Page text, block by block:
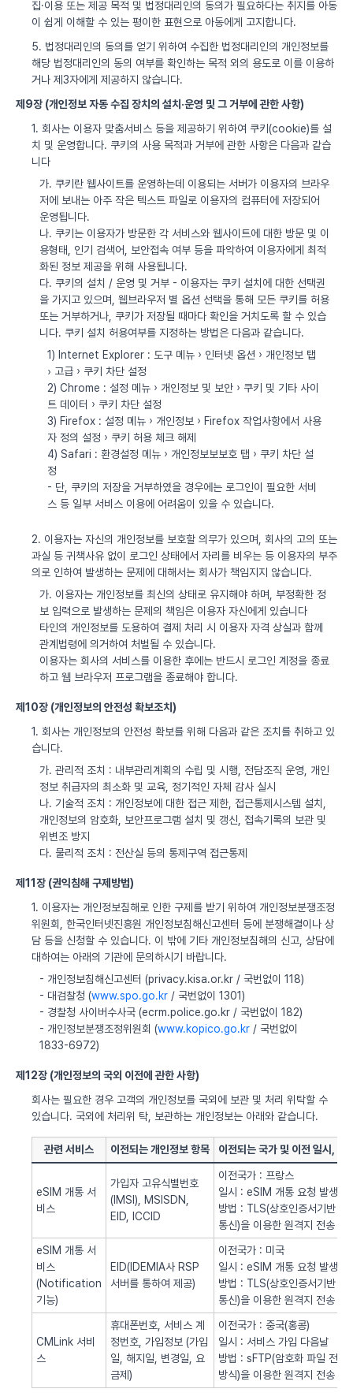
집·이용 또는 제공 목적 및 법정대리인의 동의가 필요하다는 취지를 아동
이 쉽게 이해할 수 있는 평이한 표현으로 아동에게 고지합니다.
5. 법정대리인의 동의를 얻기 위하여 수집한 법정대리인의 개인정보를
해당 법정대리인의 동의 여부를 확인하는 목적 외의 용도로 이를 이용하
거나 제3자에게 제공하지 않습니다.
제9장 (개인정보 자동 수집 장치의 설치·운영 및 그 거부에 관한 사항)
1. 회사는 이용자 맞춤서비스 등을 제공하기 위하여 쿠키(cookie)를 설
치 및 운영합니다. 쿠키의 사용 목적과 거부에 관한 사항은 다음과 같습
니다
가. 쿠키란 웹사이트를 운영하는데 이용되는 서버가 이용자의 브라우
저에 보내는 아주 작은 텍스트 파일로 이용자의 컴퓨터에 저장되어
운영됩니다.
나. 쿠키는 이용자가 방문한 각 서비스와 웹사이트에 대한 방문 및 이
용형태, 인기 검색어, 보안접속 여부 등을 파악하여 이용자에게 최적
화된 정보 제공을 위해 사용됩니다.
다. 쿠키의 설치 / 운영 및 거부 - 이용자는 쿠키 설치에 대한 선택권
을 가지고 있으며, 웹브라우저 별 옵션 선택을 통해 모든 쿠키를 허용
또는 거부하거나, 쿠키가 저장될 때마다 확인을 거치도록 할 수 있습
니다. 쿠키 설치 허용여부를 지정하는 방법은 다음과 같습니다.
1) Internet Explorer : 도구 메뉴 › 인터넷 옵션 › 개인정보 탭
› 고급 › 쿠키 차단 설정
2) Chrome : 설정 메뉴 › 개인정보 및 보안 › 쿠키 및 기타 사이
트 데이터 › 쿠키 차단 설정
3) Firefox : 설정 메뉴 › 개인정보 › Firefox 작업사항에서 사용
자 정의 설정 › 쿠키 허용 체크 해제
4) Safari : 환경설정 메뉴 › 개인정보보보호 탭 › 쿠키 차단 설
정
- 단, 쿠키의 저장을 거부하였을 경우에는 로그인이 필요한 서비
스 등 일부 서비스 이용에 어려움이 있을 수 있습니다.
2. 이용자는 자신의 개인정보를 보호할 의무가 있으며, 회사의 고의 또는
과실 등 귀책사유 없이 로그인 상태에서 자리를 비우는 등 이용자의 부주
의로 인하여 발생하는 문제에 대해서는 회사가 책임지지 않습니다.
가. 이용자는 개인정보를 최신의 상태로 유지해야 하며, 부정확한 정
보 입력으로 발생하는 문제의 책임은 이용자 자신에게 있습니다
타인의 개인정보를 도용하여 결제 처리 시 이용자 자격 상실과 함께
관계법령에 의거하여 처벌될 수 있습니다.
이용자는 회사의 서비스를 이용한 후에는 반드시 로그인 계정을 종료
하고 웹 브라우저 프로그램을 종료해야 합니다.
제10장 (개인정보의 안전성 확보조치)
1. 회사는 개인정보의 안전성 확보를 위해 다음과 같은 조치를 취하고 있
습니다.
가. 관리적 조치 : 내부관리계획의 수립 및 시행, 전담조직 운영, 개인
정보 취급자의 최소화 및 교육, 정기적인 자체 감사 실시
나. 기술적 조치 : 개인정보에 대한 접근 제한, 접근통제시스템 설치,
개인정보의 암호화, 보안프로그램 설치 및 갱신, 접속기록의 보관 및
위변조 방지
다. 물리적 조치 : 전산실 등의 통제구역 접근통제
제11장 (권익침해 구제방법)
1. 이용자는 개인정보침해로 인한 구제를 받기 위하여 개인정보분쟁조정
위원회, 한국인터넷진흥원 개인정보침해신고센터 등에 분쟁해결이나 상
담 등을 신청할 수 있습니다. 이 밖에 기타 개인정보침해의 신고, 상담에
대하여는 아래의 기관에 문의하시기 바랍니다.
- 개인정보침해신고센터 (privacy.kisa.or.kr / 국번없이 118)
- 대검찰청 (www.spo.go.kr / 국번없이 1301)
- 경찰청 사이버수사국 (ecrm.police.go.kr / 국번없이 182)
- 개인정보분쟁조정위원회 (www.kopico.go.kr / 국번없이
1833-6972)
제12장 (개인정보의 국외 이전에 관한 사항)
회사는 필요한 경우 고객의 개인정보를 국외에 보관 및 처리 위탁할 수
있습니다. 국외에 처리위 탁, 보관하는 개인정보는 아래와 같습니다.
관련 서비스 이전되는 개인정보 항목 이전되는 국가 및 이전 일시, 방
eSIM 개통 서
비스
가입자 고유식별번호
(IMSI), MSISDN,
EID, ICCID
이전국가 : 프랑스
일시 : eSIM 개통 요청 발생시
방법 : TLS(상호인증서기반
통신)을 이용한 원격지 전송
eSIM 개통 서
비스
(Notification
기능)
EID(IDEMIA사 RSP
서버를 통하여 제공)
이전국가 : 미국
일시 : eSIM 개통 요청 발생시
방법 : TLS(상호인증서기반
통신)을 이용한 원격지 전송
CMLink 서비
스
휴대폰번호, 서비스 계
정번호, 가입정보 (가입
일, 해지일, 변경일, 요
금제)
이전국가 : 중국(홍콩)
일시 : 서비스 가입 다음날
방법 : sFTP(암호화 파일 전송
방식)을 이용한 원격지 전송